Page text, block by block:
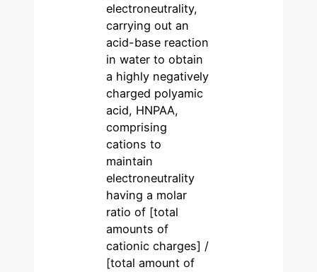
electroneutrality,
carrying out an
acid-base reaction
in water to obtain
a highly negatively
charged polyamic
acid, HNPAA,
comprising
cations to
maintain
electroneutrality
having a molar
ratio of [total
amounts of
cationic charges] /
[total amount of